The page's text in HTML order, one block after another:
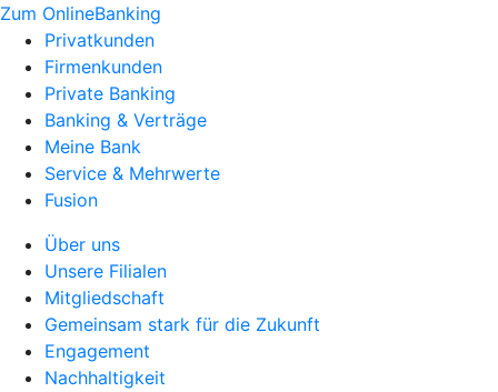
Zum OnlineBanking
Privatkunden
Firmenkunden
Private Banking
Banking & Verträge
Meine Bank
Service & Mehrwerte
Fusion
Über uns
Unsere Filialen
Mitgliedschaft
Gemeinsam stark für die Zukunft
Engagement
Nachhaltigkeit